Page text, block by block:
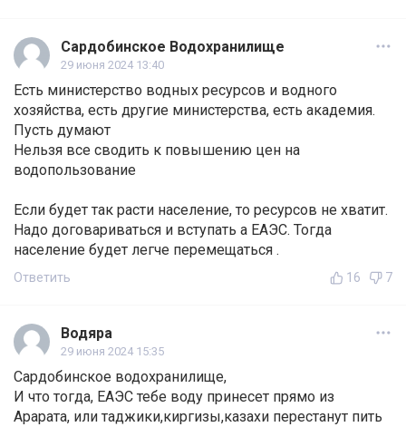
Сардобинское Водохранилище
29 июня 2024 13:40
Есть министерство водных ресурсов и водного
хозяйства, есть другие министерства, есть академия.
Пусть думают
Нельзя все сводить к повышению цен на
водопользование
Если будет так расти население, то ресурсов не хватит.
Надо договариваться и вступать а ЕАЭС. Тогда
население будет легче перемещаться .
Ответить 16 7
Водяра
29 июня 2024 15:35
Сардобинское водохранилище,
И что тогда, ЕАЭС тебе воду принесет прямо из
Арарата, или таджики,киргизы,казахи перестанут пить